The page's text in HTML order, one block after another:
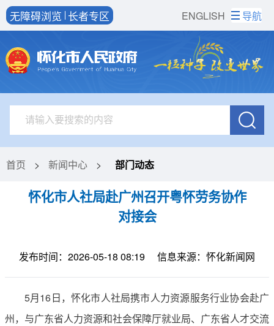
ENGLISH
无障碍浏览 长者专区 导航
首页 > 新闻中心 > 部门动态
怀化市人社局赴广州召开粤怀劳务协作
对接会
发布时间：2026-05-18 08:19 信息来源：怀化新闻网
​5月16日，怀化市人社局携市人力资源服务行业协会赴广
州，与广东省人力资源和社会保障厅就业局、广东省人才交流